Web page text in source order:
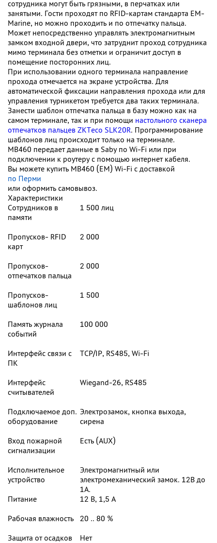
сотрудника могут быть грязными, в перчатках или
занятыми. Гости проходят по RFID-картам стандарта EM-
Marine, но можно проходить и по отпечатку пальца.
Может непосредственно управлять электромагнитным
замком входной двери, что затруднит проход сотрудника
мимо терминала без отметки и ограничит доступ в
помещение посторонних лиц.
При использовании одного терминала направление
прохода отмечается на экране устройства. Для
автоматической фиксации направления прохода или для
управления турникетом требуется два таких терминала.
Занести шаблон отпечатка пальца в базу можно как на
самом терминале, так и при помощи настольного сканера
отпечатков пальцев ZKTeco SLK20R. Программирование
шаблонов лиц происходит только на терминале.
MB460 передает данные в Saby по Wi-Fi или при
подключении к роутеру с помощью интернет кабеля.
Вы можете купить MB460 (EM) Wi-Fi с доставкой
по Перми
или оформить самовывоз.
Характеристики
Сотрудников в
памяти
1 500 лиц
Пропусков- RFID
карт
2 000
Пропусков-
отпечатков пальца
2 000
Пропусков-
шаблонов лиц
1 500
Память журнала
событий
100 000
Интерфейс связи с
ПК
TCP/IP, RS485, Wi-Fi
Интерфейс
считывателей
Wiegand-26, RS485
Подключаемое доп.
оборудование
Электрозамок, кнопка выхода,
сирена
Вход пожарной
сигнализации
Есть (AUX)
Исполнительное
устройство
Электромагнитный или
электромеханический замок. 12В до
1А.
Питание
12 В, 1,5 А
Рабочая влажность
20 .. 80 %
Защита от осадков
Нет